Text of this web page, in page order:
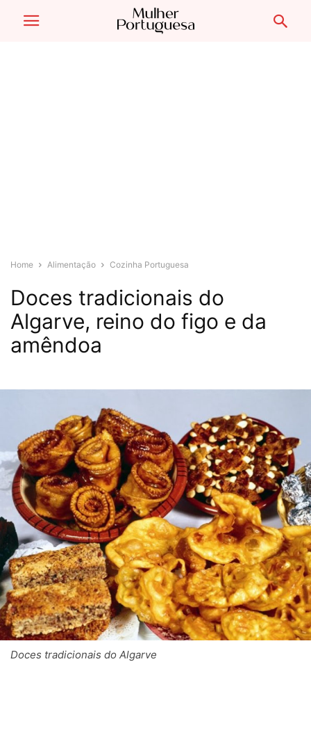
Home Alimentação Cozinha Portuguesa
Doces tradicionais do
Algarve, reino do figo e da
amêndoa
Doces tradicionais do Algarve